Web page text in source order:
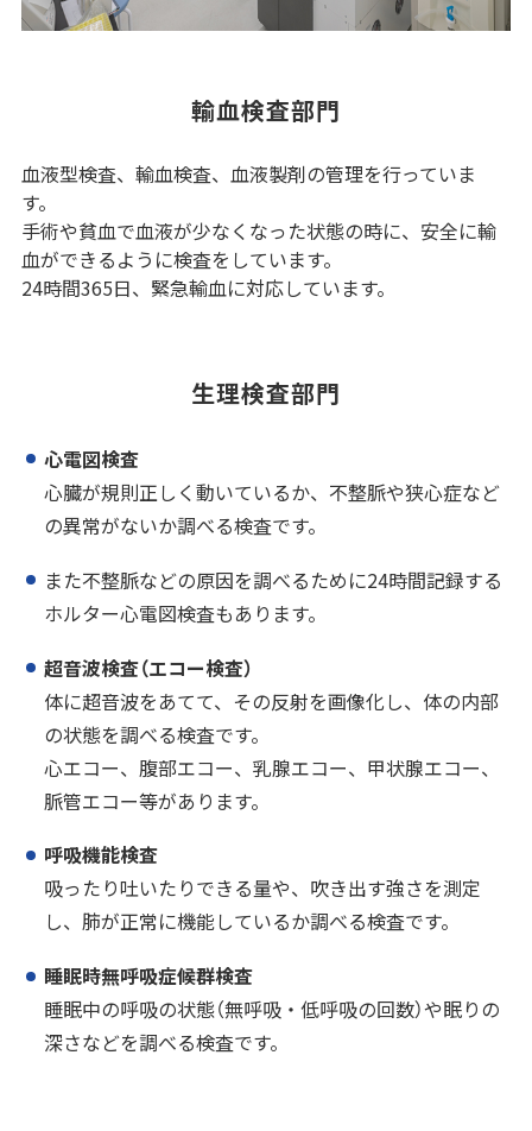
輸血検査部門
血液型検査、輸血検査、血液製剤の管理を行っていま
す。
手術や貧血で血液が少なくなった状態の時に、安全に輸
血ができるように検査をしています。
24時間365日、緊急輸血に対応しています。
生理検査部門
心電図検査
心臓が規則正しく動いているか、不整脈や狭心症など
の異常がないか調べる検査です。
また不整脈などの原因を調べるために24時間記録する
ホルター心電図検査もあります。
超音波検査（エコー検査）
体に超音波をあてて、その反射を画像化し、体の内部
の状態を調べる検査です。
心エコー、腹部エコー、乳腺エコー、甲状腺エコー、
脈管エコー等があります。
呼吸機能検査
吸ったり吐いたりできる量や、吹き出す強さを測定
し、肺が正常に機能しているか調べる検査です。
睡眠時無呼吸症候群検査
睡眠中の呼吸の状態（無呼吸・低呼吸の回数）や眠りの
深さなどを調べる検査です。